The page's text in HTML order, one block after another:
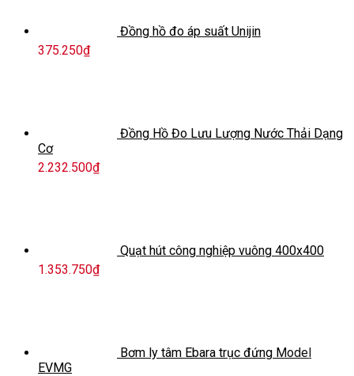
Đồng hồ đo áp suất Unijin
375.250₫
Đồng Hồ Đo Lưu Lượng Nước Thải Dạng
Cơ
2.232.500₫
Quạt hút công nghiệp vuông 400x400
1.353.750₫
Bơm ly tâm Ebara trục đứng Model
EVMG